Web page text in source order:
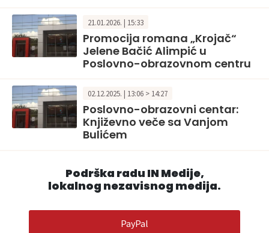
21.01.2026. | 15:33
Promocija romana „Krojač“
Jelene Bačić Alimpić u
Poslovno-obrazovnom centru
02.12.2025. | 13:06 > 14:27
Poslovno-obrazovni centar:
Književno veče sa Vanjom
Bulićem
Podrška radu IN Medije,
lokalnog nezavisnog medija.
PayPal